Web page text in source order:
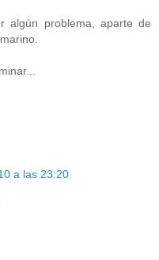
algún problema, aparte de
a las 23:20